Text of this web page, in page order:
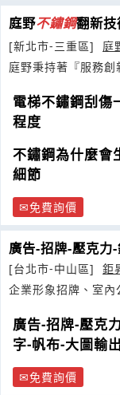
庭野不鏽鋼翻新技
[新北市-三重區]
庭
庭野秉持著『服務
電梯不鏽鋼刮傷
程度
不鏽鋼為什麼會
細節
免費詢價
廣告-招牌-壓克力
[台北市-中山區]
鉅
企業形象招牌、室內
廣告-招牌-壓克
字-帆布-大圖輸
免費詢價